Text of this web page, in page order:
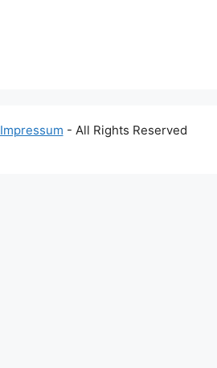
Impressum - All Rights Reserved